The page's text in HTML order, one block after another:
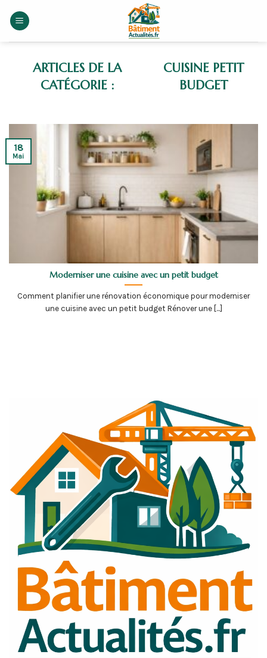
CUISINE PETIT
BUDGET
Moderniser une cuisine avec un petit budget
Comment planifier une rénovation économique pour moderniser
une cuisine avec un petit budget Rénover une [...]
18
Mai